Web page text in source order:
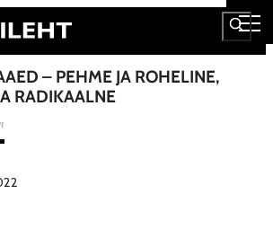
– PEHME JA ROHELINE,
RADIKAALNE